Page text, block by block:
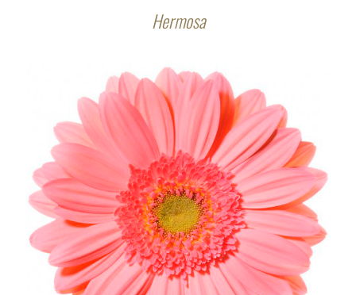
Hermosa